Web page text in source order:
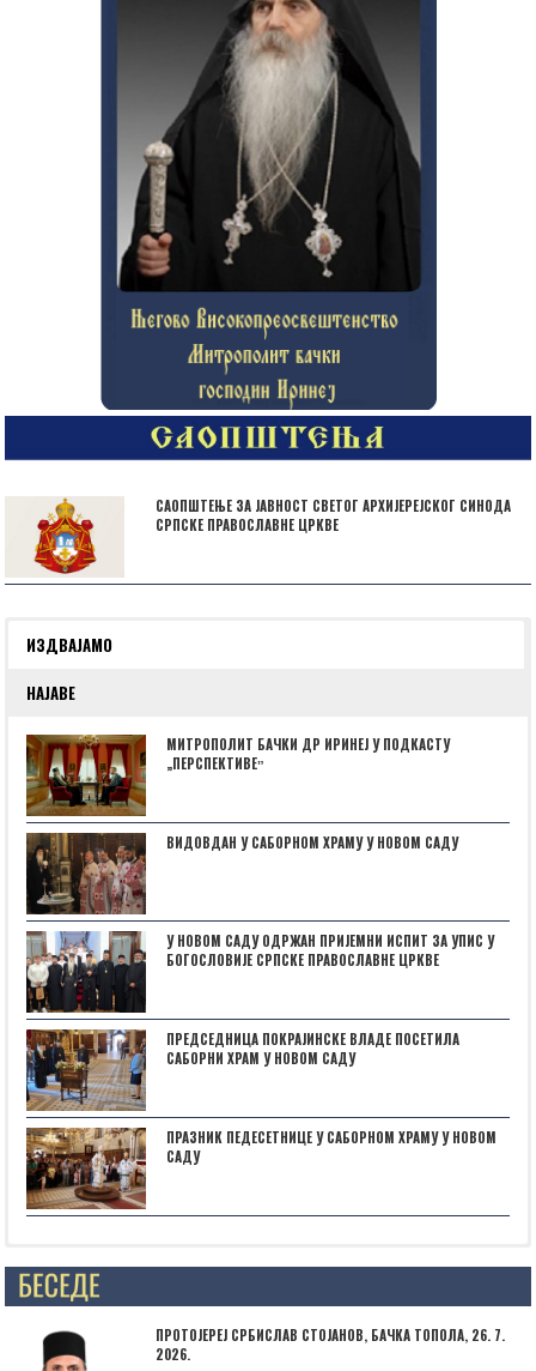
САОПШТЕЊЕ ЗА ЈАВНОСТ СВЕТОГ АРХИЈЕРЕЈСКОГ СИНОДА
СРПСКЕ ПРАВОСЛАВНЕ ЦРКВЕ
ИЗДВАЈАМО
НАЈАВЕ
МИТРОПОЛИТ БАЧКИ ДР ИРИНЕЈ У ПОДКАСТУ
„ПЕРСПЕКТИВЕˮ
ВИДОВДАН У САБОРНОМ ХРАМУ У НОВОМ САДУ
У НОВОМ САДУ ОДРЖАН ПРИЈЕМНИ ИСПИТ ЗА УПИС У
БОГОСЛОВИЈЕ СРПСКЕ ПРАВОСЛАВНЕ ЦРКВЕ
ПРЕДСЕДНИЦА ПОКРАЈИНСКЕ ВЛАДЕ ПОСЕТИЛА
САБОРНИ ХРАМ У НОВОМ САДУ
ПРАЗНИК ПЕДЕСЕТНИЦЕ У САБОРНОМ ХРАМУ У НОВОМ
САДУ
Posts not found
ПРОТОЈЕРЕЈ СРБИСЛАВ СТОЈАНОВ, БАЧКА ТОПОЛА, 26. 7.
2026.